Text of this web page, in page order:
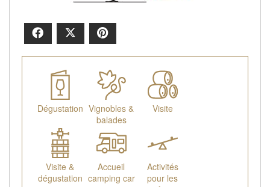
Facebook
Dégustation Vignobles &
balades
Visite
Visite &
dégustation
Accueil
camping car
Activités
pour les